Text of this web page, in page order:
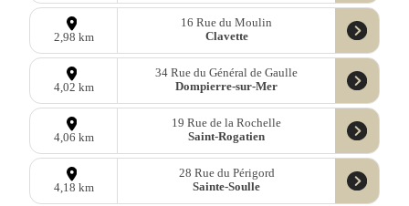
2,98 km
16 Rue du Moulin
Clavette
4,02 km
34 Rue du Général de Gaulle
Dompierre-sur-Mer
4,06 km
19 Rue de la Rochelle
Saint-Rogatien
4,18 km
28 Rue du Périgord
Sainte-Soulle